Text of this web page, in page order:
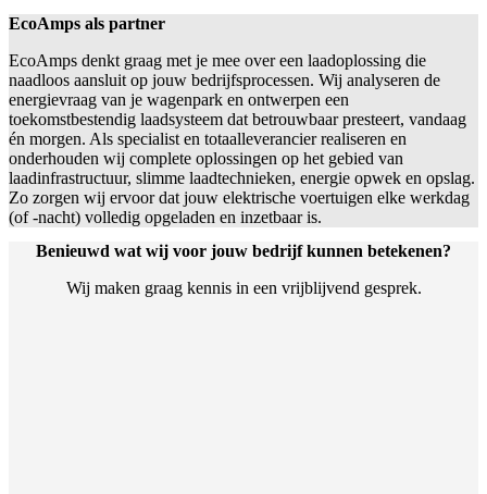
EcoAmps als partner
EcoAmps denkt graag met je mee over een laadoplossing die
naadloos aansluit op jouw bedrijfsprocessen. Wij analyseren de
energievraag van je wagenpark en ontwerpen een
toekomstbestendig laadsysteem dat betrouwbaar presteert, vandaag
én morgen. Als specialist en totaalleverancier realiseren en
onderhouden wij complete oplossingen op het gebied van
laadinfrastructuur, slimme laadtechnieken, energie opwek en opslag.
Zo zorgen wij ervoor dat jouw elektrische voertuigen elke werkdag
(of -nacht) volledig opgeladen en inzetbaar is.
Benieuwd wat wij voor jouw bedrijf kunnen betekenen?
Wij maken graag kennis in een vrijblijvend gesprek.